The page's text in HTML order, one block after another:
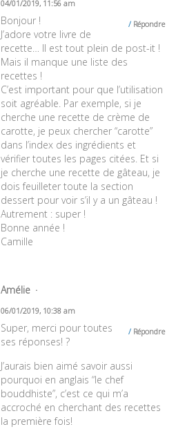
04/01/2019, 11:56 am
Répondre
Bonjour !
J’adore votre livre de
recette… Il est tout plein de post-it !
Mais il manque une liste des
recettes !
C’est important pour que l’utilisation
soit agréable. Par exemple, si je
cherche une recette de crème de
carotte, je peux chercher “carotte”
dans l’index des ingrédients et
vérifier toutes les pages citées. Et si
je cherche une recette de gâteau, je
dois feuilleter toute la section
dessert pour voir s’il y a un gâteau !
Autrement : super !
Bonne année !
Camille
Amélie
06/01/2019, 10:38 am
Répondre
Super, merci pour toutes
ses réponses! ?
J’aurais bien aimé savoir aussi
pourquoi en anglais “le chef
bouddhiste”, c’est ce qui m’a
accroché en cherchant des recettes
la première fois!